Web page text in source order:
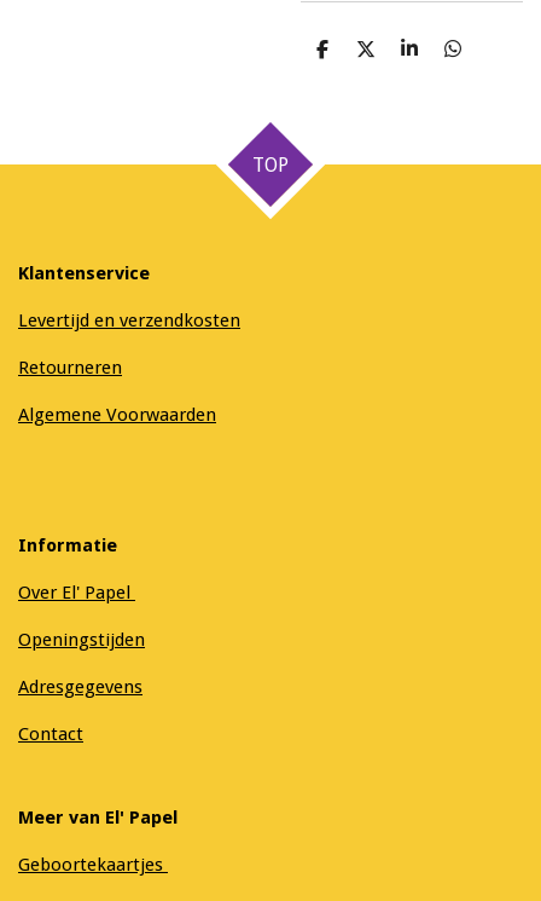
D
D
S
D
TOP
Klantenservice
Levertijd en verzendkosten
Retourneren
Algemene Voorwaarden
Informatie
Over El' Papel
Openingstijden
Adresgegevens
Contact
Meer van El' Papel
Geboortekaartjes